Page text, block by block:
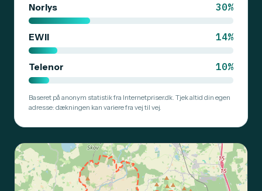
Norlys 30%
EWII 14%
Telenor 10%
Baseret på anonym statistik fra Internetpriser.dk. Tjek altid din egen
adresse: dækningen kan variere fra vej til vej.